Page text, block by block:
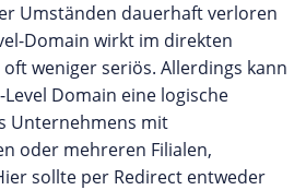
Umständen dauerhaft verloren
Domain wirkt im direkten
weniger seriös. Allerdings kann
Domain eine logische
Unternehmens mit
oder mehreren Filialen,
sollte per Redirect entweder